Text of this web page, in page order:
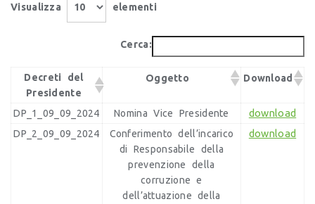
Visualizza elementi
Cerca:
Decreti del
Presidente
Oggetto Download
DP_1_09_09_2024 Nomina Vice Presidente download
DP_2_09_09_2024
Conferimento dell’incarico
di Responsabile della
prevenzione della
corruzione e
dell’attuazione della
download